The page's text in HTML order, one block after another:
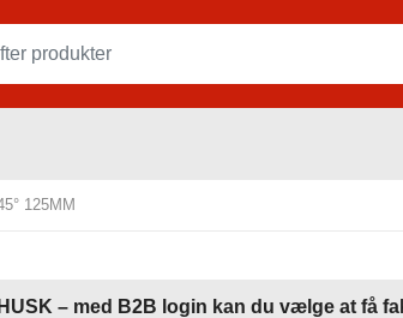
125MM
HUSK – med B2B login kan du vælge at få